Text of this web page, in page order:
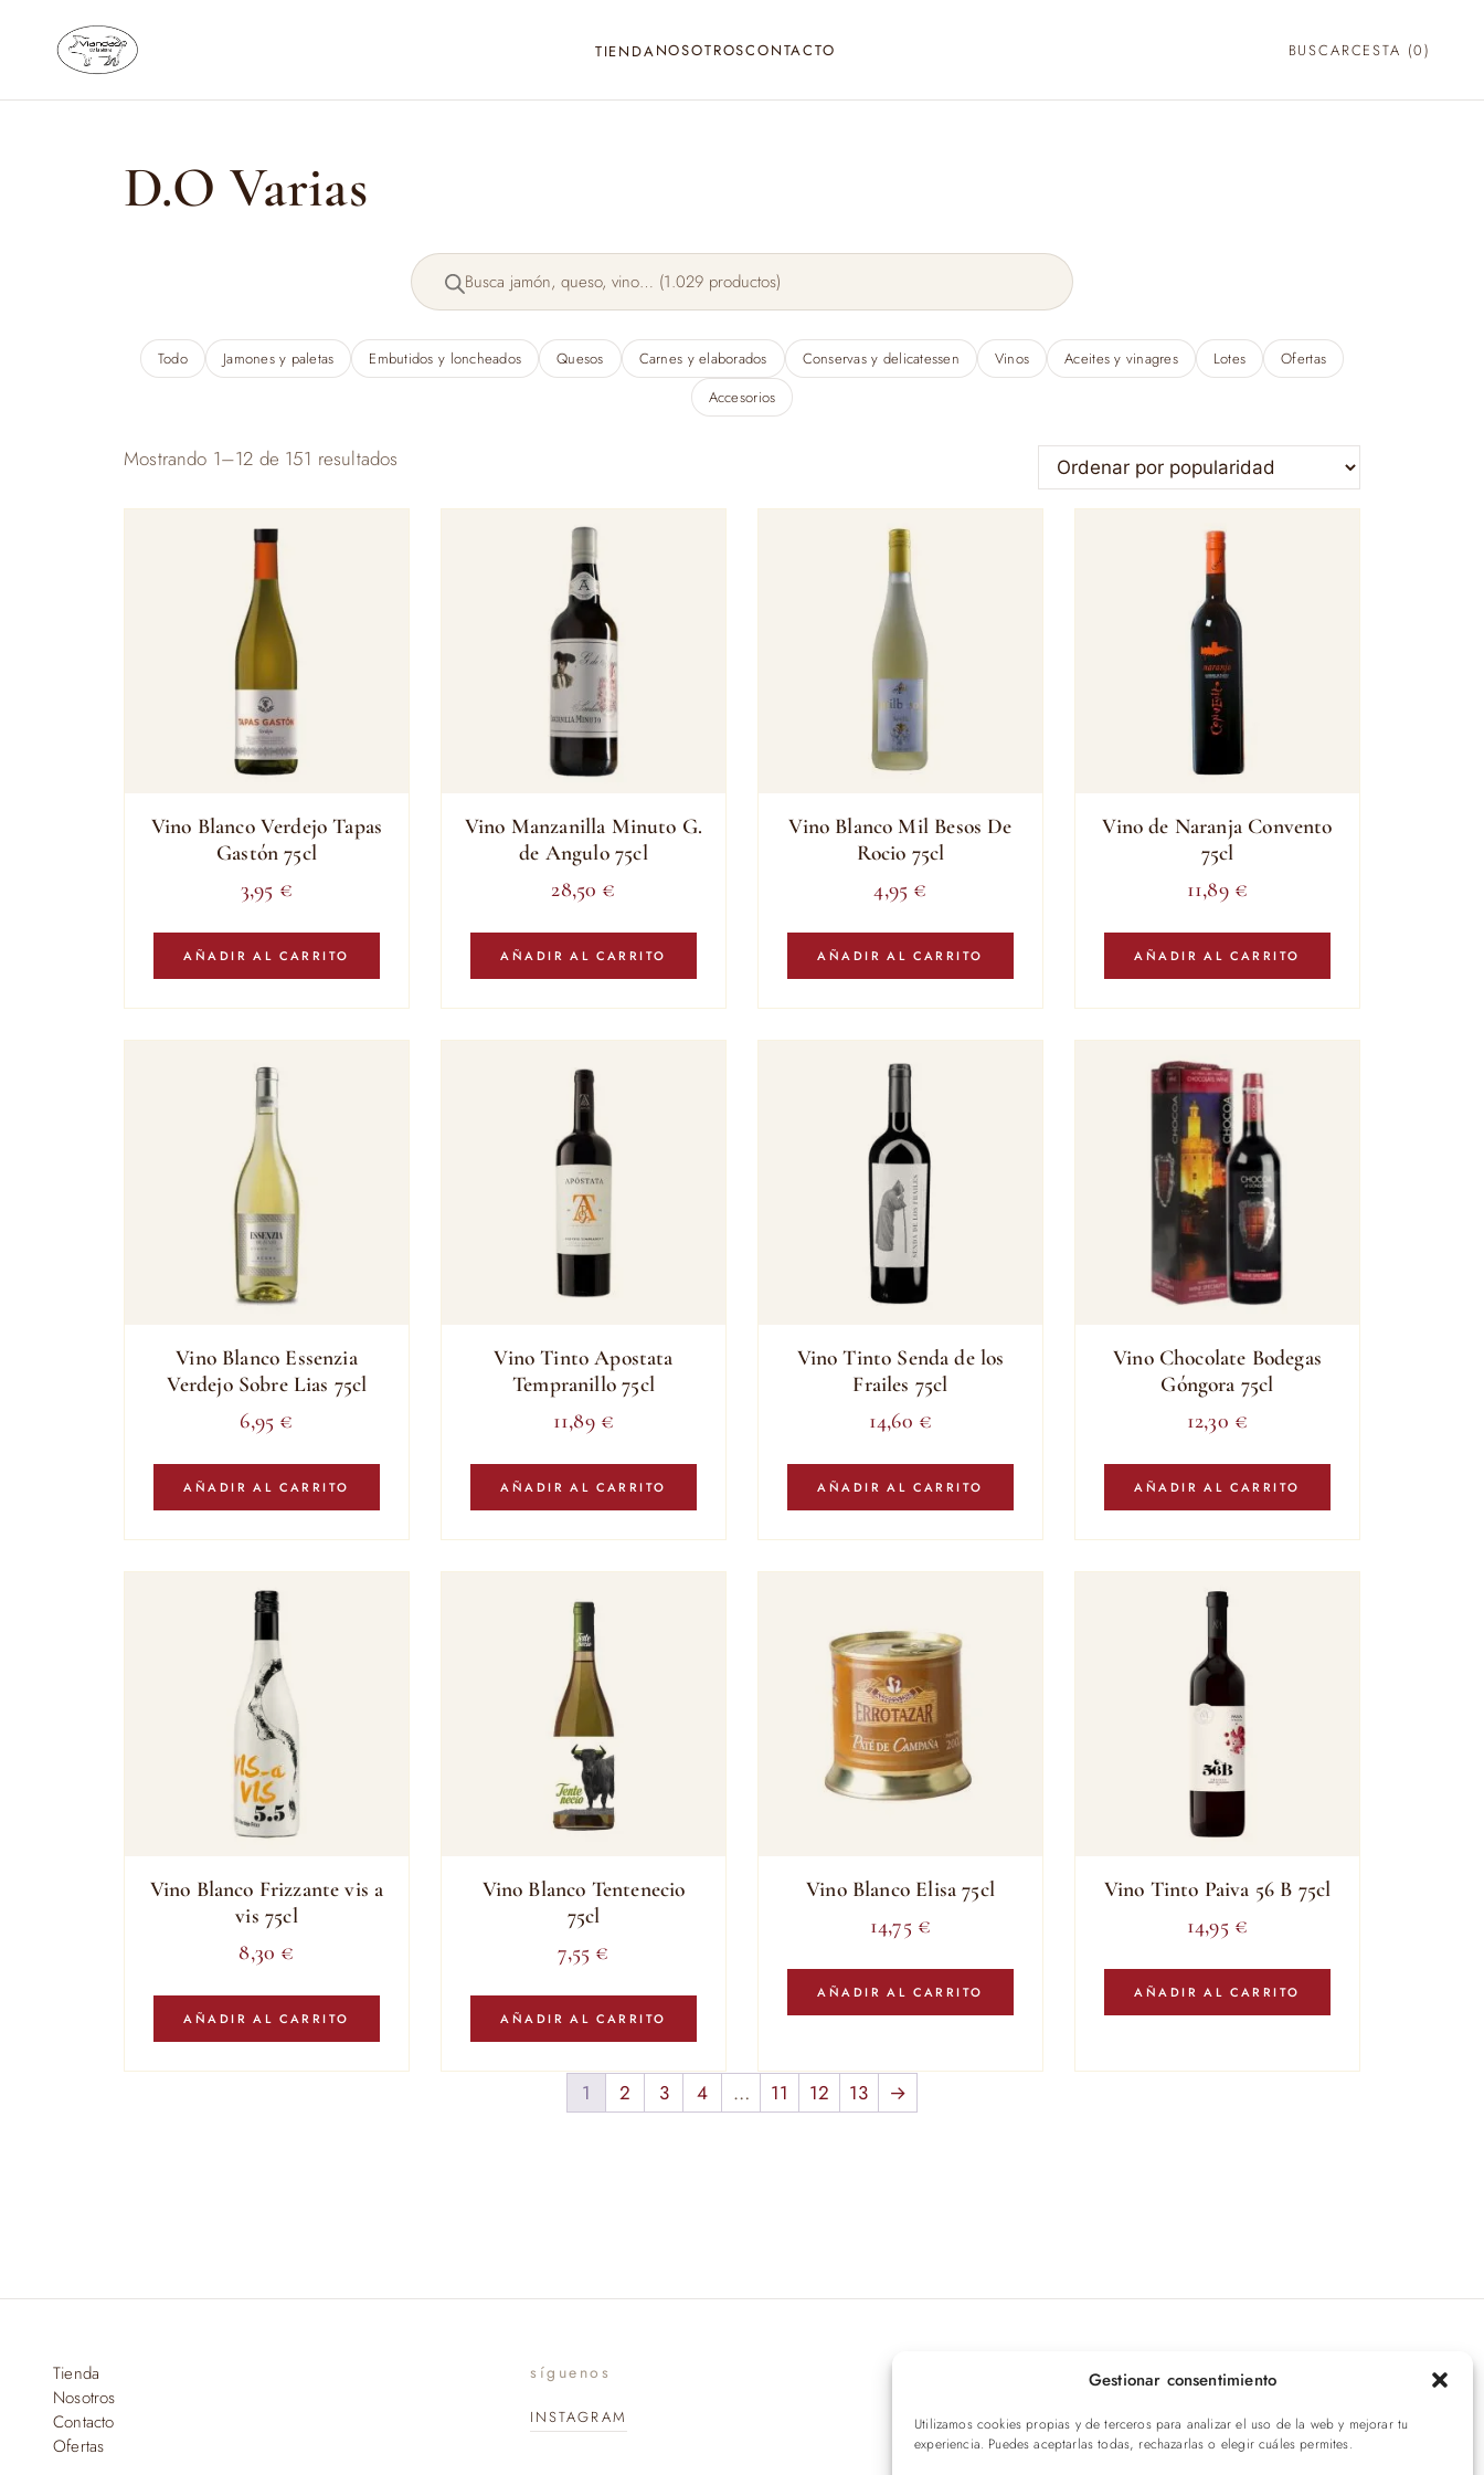
Gestionar consentimiento
Utilizamos cookies propias y de terceros para analizar el uso de la web y mejorar tu
experiencia. Puedes aceptarlas todas, rechazarlas o elegir cuáles permites.
TIENDANOSOTROSCONTACTO BUSCARCESTA (0)
contenido
D.O Varias
Búsqueda
de
productos
Todo Jamones y paletas Embutidos y loncheados Quesos Carnes y elaborados Conservas y delicatessen Vinos Aceites y vinagres Lotes
Ofertas
Accesorios
Mostrando 1–12 de 151 resultados
popularidad
Vino Blanco Verdejo Tapas
Gastón 75cl
3,95 €
AÑADIR AL CARRITO
Vino Manzanilla Minuto G.
de Angulo 75cl
28,50 €
AÑADIR AL CARRITO
Vino Blanco Mil Besos De
Rocio 75cl
4,95 €
AÑADIR AL CARRITO
Vino de Naranja Convento
75cl
11,89 €
AÑADIR AL CARRITO
Vino Blanco Essenzia
Verdejo Sobre Lias 75cl
6,95 €
AÑADIR AL CARRITO
Vino Tinto Apostata
Tempranillo 75cl
11,89 €
AÑADIR AL CARRITO
Vino Tinto Senda de los
Frailes 75cl
14,60 €
AÑADIR AL CARRITO
Vino Chocolate Bodegas
Góngora 75cl
12,30 €
AÑADIR AL CARRITO
Vino Blanco Frizzante vis a
vis 75cl
8,30 €
AÑADIR AL CARRITO
Vino Blanco Tentenecio
75cl
7,55 €
AÑADIR AL CARRITO
Vino Blanco Elisa 75cl
14,75 €
AÑADIR AL CARRITO
Vino Tinto Paiva 56 B 75cl
14,95 €
AÑADIR AL CARRITO
1 2 3 4 … 11 12 13 →
Tienda
Nosotros
Contacto
Ofertas
síguenos
INSTAGRAM
suscríbete a nuestras novedades
ENVIAR